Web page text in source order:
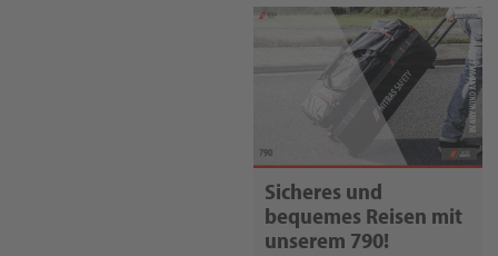
Sicheres und
bequemes Reisen mit
unserem 790!